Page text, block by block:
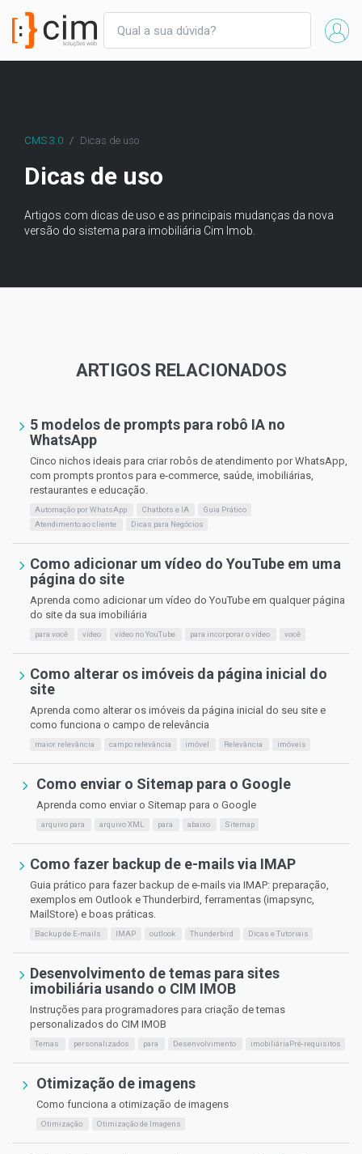
CMS 3.0 Dicas de uso
Dicas de uso
Artigos com dicas de uso e as principais mudanças da nova
versão do sistema para imobiliária Cim Imob.
ARTIGOS RELACIONADOS
5 modelos de prompts para robô IA no
WhatsApp
Cinco nichos ideais para criar robôs de atendimento por WhatsApp,
com prompts prontos para e‑commerce, saúde, imobiliárias,
restaurantes e educação.
Automação por WhatsApp Chatbots e IA
Guia Prático
Atendimento ao cliente
Dicas para Negócios
Como adicionar um vídeo do YouTube em uma
página do site
Aprenda como adicionar um vídeo do YouTube em qualquer página
do site da sua imobiliária
para você vídeo vídeo no YouTube para incorporar o vídeo você
Como alterar os imóveis da página inicial do
site
Aprenda como alterar os imóveis da página inicial do seu site e
como funciona o campo de relevância
maior relevância campo relevância imóvel Relevância imóveis
Como enviar o Sitemap para o Google
Aprenda como enviar o Sitemap para o Google
arquivo para arquivo XML para abaixo Sitemap
Como fazer backup de e-mails via IMAP
Guia prático para fazer backup de e-mails via IMAP: preparação,
exemplos em Outlook e Thunderbird, ferramentas (imapsync,
MailStore) e boas práticas.
Backup de E-mails IMAP outlook Thunderbird Dicas e Tutoriais
Desenvolvimento de temas para sites
imobiliária usando o CIM IMOB
Instruções para programadores para criação de temas
personalizados do CIM IMOB
Temas personalizados para Desenvolvimento imobiliáriaPré-requisitos
Otimização de imagens
Como funciona a otimização de imagens
Otimização Otimização de Imagens